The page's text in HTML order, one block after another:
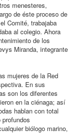
menesteres,
de éste proceso de
Comité, trabajaba
al colegio. Ahora
de los
Miranda, integrante
mujeres de la Red
En sus
son los diferentes
en la ciénaga; así
hablan con total
biólogo marino,